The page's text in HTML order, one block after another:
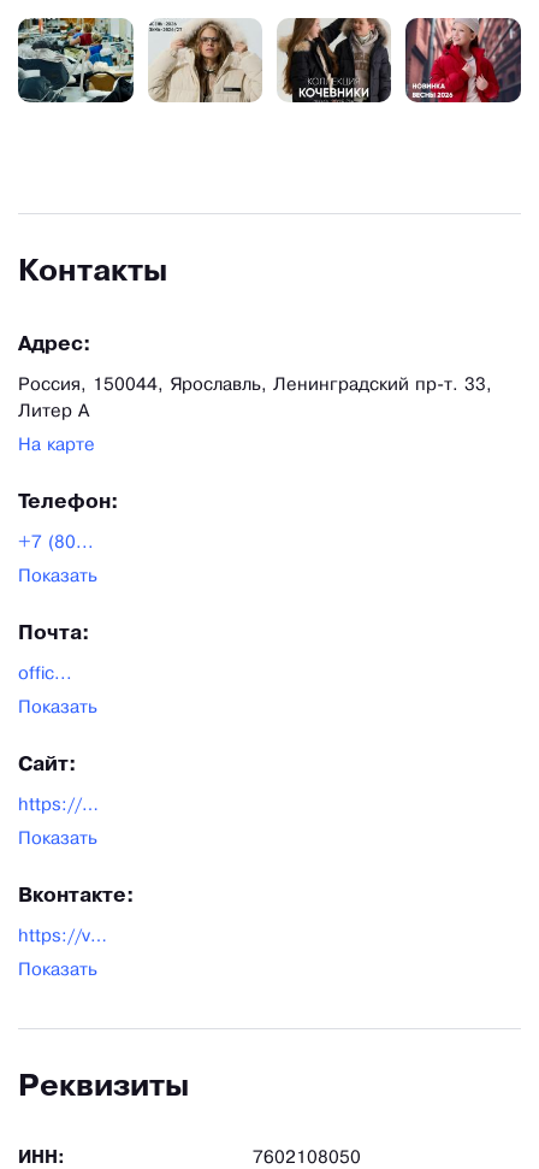
Контакты
Адрес:
Россия, 150044, Ярославль, Ленинградский пр-т. 33,
Литер А
На карте
Телефон:
+7 (80...
Показать
Почта:
offic...
Показать
Сайт:
https://opt.brinco.ru/
Показать
Вконтакте:
https://vk.com/brinco
Показать
Реквизиты
ИНН: 7602108050